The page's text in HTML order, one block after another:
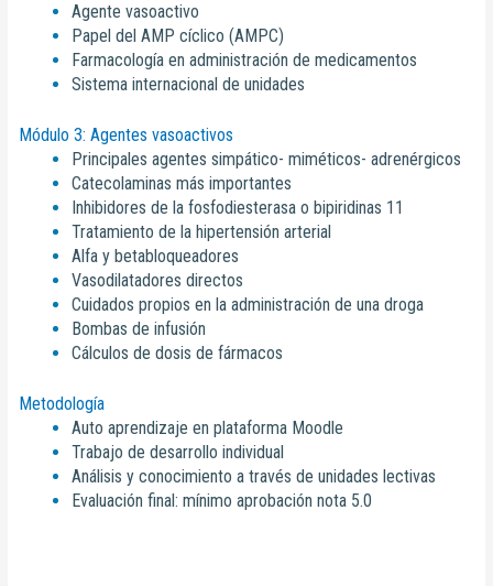
Agente vasoactivo
Papel del AMP cíclico (AMPC)
Farmacología en administración de medicamentos
Sistema internacional de unidades
Módulo 3: Agentes vasoactivos
Principales agentes simpático- miméticos- adrenérgicos
Catecolaminas más importantes
Inhibidores de la fosfodiesterasa o bipiridinas 11
Tratamiento de la hipertensión arterial
Alfa y betabloqueadores
Vasodilatadores directos
Cuidados propios en la administración de una droga
Bombas de infusión
Cálculos de dosis de fármacos
Metodología
Auto aprendizaje en plataforma Moodle
Trabajo de desarrollo individual
Análisis y conocimiento a través de unidades lectivas
Evaluación final: mínimo aprobación nota 5.0